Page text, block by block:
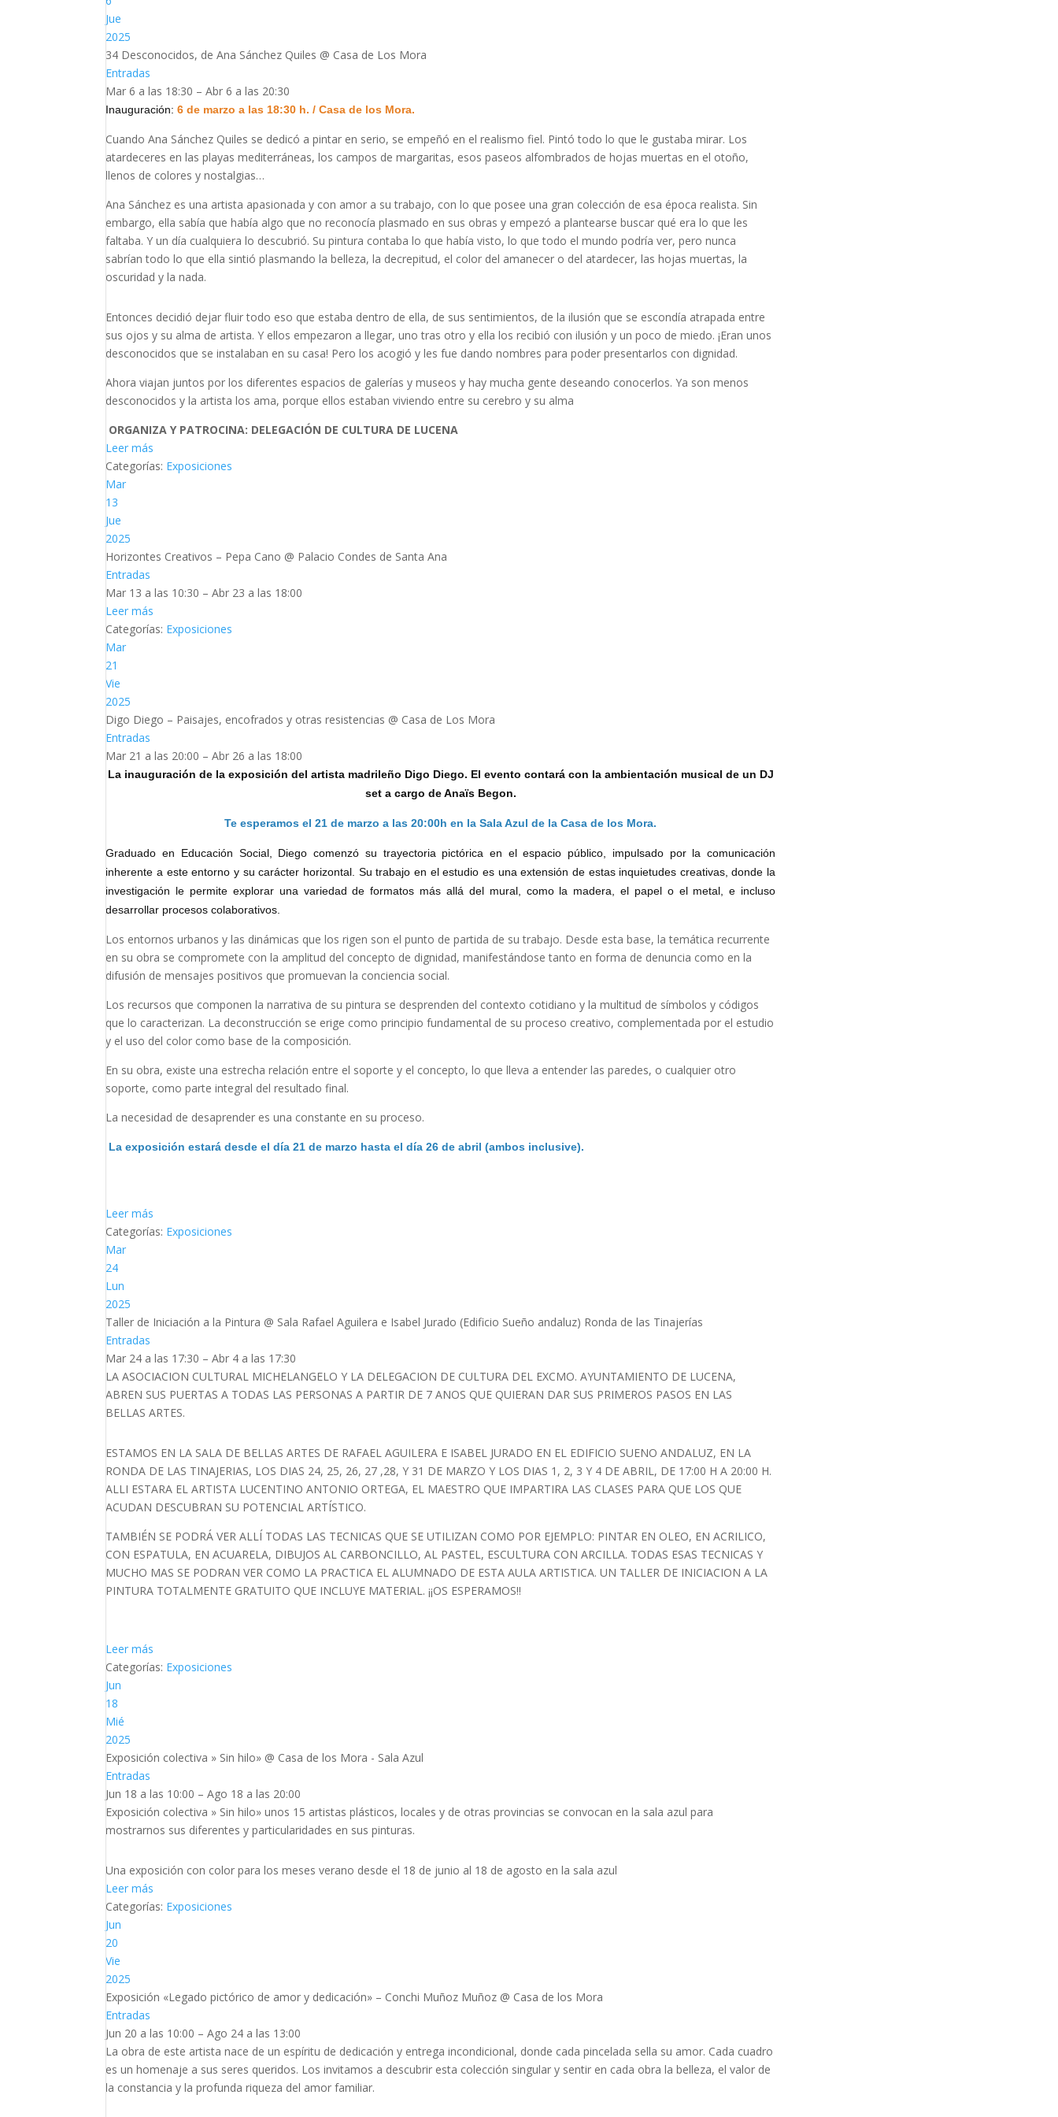
Jue
2025
34 Desconocidos, de Ana Sánchez Quiles @ Casa de Los Mora
Entradas
Mar 6 a las 18:30 – Abr 6 a las 20:30
Inauguración:6 de marzo a las 18:30 h. / Casa de los Mora.
Cuando Ana Sánchez Quiles se dedicó a pintar en serio, se empeñó en el realismo fiel. Pintó todo lo que le gustaba mirar. Los
atardeceres en las playas mediterráneas, los campos de margaritas, esos paseos alfombrados de hojas muertas en el otoño,
llenos de colores y nostalgias…
Ana Sánchez es una artista apasionada y con amor a su trabajo, con lo que posee una gran colección de esa época realista. Sin
embargo, ella sabía que había algo que no reconocía plasmado en sus obras y empezó a plantearse buscar qué era lo que les
faltaba. Y un día cualquiera lo descubrió. Su pintura contaba lo que había visto, lo que todo el mundo podría ver, pero nunca
sabrían todo lo que ella sintió plasmando la belleza, la decrepitud, el color del amanecer o del atardecer, las hojas muertas, la
oscuridad y la nada.
Entonces decidió dejar fluir todo eso que estaba dentro de ella, de sus sentimientos, de la ilusión que se escondía atrapada entre
sus ojos y su alma de artista. Y ellos empezaron a llegar, uno tras otro y ella los recibió con ilusión y un poco de miedo. ¡Eran unos
desconocidos que se instalaban en su casa! Pero los acogió y les fue dando nombres para poder presentarlos con dignidad.
Ahora viajan juntos por los diferentes espacios de galerías y museos y hay mucha gente deseando conocerlos. Ya son menos
desconocidos y la artista los ama, porque ellos estaban viviendo entre su cerebro y su alma
ORGANIZA Y PATROCINA: DELEGACIÓN DE CULTURA DE LUCENA
Leer más
Categorías: Exposiciones
Mar
13
Jue
2025
Horizontes Creativos – Pepa Cano @ Palacio Condes de Santa Ana
Entradas
Mar 13 a las 10:30 – Abr 23 a las 18:00
Leer más
Categorías: Exposiciones
Mar
21
Vie
2025
Digo Diego – Paisajes, encofrados y otras resistencias @ Casa de Los Mora
Entradas
Mar 21 a las 20:00 – Abr 26 a las 18:00
La inauguración de la exposición del artista madrileño Digo Diego. El evento contará con la ambientación musical de un DJ
set a cargo de Anaïs Begon.
Te esperamos el 21 de marzo a las 20:00h en la Sala Azul de la Casa de los Mora.
Graduado en Educación Social, Diego comenzó su trayectoria pictórica en el espacio público, impulsado por la comunicación
inherente a este entorno y su carácter horizontal. Su trabajo en el estudio es una extensión de estas inquietudes creativas, donde la
investigación le permite explorar una variedad de formatos más allá del mural, como la madera, el papel o el metal, e incluso
desarrollar procesos colaborativos.
Los entornos urbanos y las dinámicas que los rigen son el punto de partida de su trabajo. Desde esta base, la temática recurrente
en su obra se compromete con la amplitud del concepto de dignidad, manifestándose tanto en forma de denuncia como en la
difusión de mensajes positivos que promuevan la conciencia social.
Los recursos que componen la narrativa de su pintura se desprenden del contexto cotidiano y la multitud de símbolos y códigos
que lo caracterizan. La deconstrucción se erige como principio fundamental de su proceso creativo, complementada por el estudio
y el uso del color como base de la composición.
En su obra, existe una estrecha relación entre el soporte y el concepto, lo que lleva a entender las paredes, o cualquier otro
soporte, como parte integral del resultado final.
La necesidad de desaprender es una constante en su proceso.
La exposición estará desde el día 21 de marzo hasta el día 26 de abril (ambos inclusive).
Leer más
Categorías: Exposiciones
Mar
24
Lun
2025
Taller de Iniciación a la Pintura @ Sala Rafael Aguilera e Isabel Jurado (Edificio Sueño andaluz) Ronda de las Tinajerías
Entradas
Mar 24 a las 17:30 – Abr 4 a las 17:30
LA ASOCIACION CULTURAL MICHELANGELO Y LA DELEGACION DE CULTURA DEL EXCMO. AYUNTAMIENTO DE LUCENA,
ABREN SUS PUERTAS A TODAS LAS PERSONAS A PARTIR DE 7 ANOS QUE QUIERAN DAR SUS PRIMEROS PASOS EN LAS
BELLAS ARTES.
ESTAMOS EN LA SALA DE BELLAS ARTES DE RAFAEL AGUILERA E ISABEL JURADO EN EL EDIFICIO SUENO ANDALUZ, EN LA
RONDA DE LAS TINAJERIAS, LOS DIAS 24, 25, 26, 27 ,28, Y 31 DE MARZO Y LOS DIAS 1, 2, 3 Y 4 DE ABRIL, DE 17:00 H A 20:00 H.
ALLI ESTARA EL ARTISTA LUCENTINO ANTONIO ORTEGA, EL MAESTRO QUE IMPARTIRA LAS CLASES PARA QUE LOS QUE
ACUDAN DESCUBRAN SU POTENCIAL ARTÍSTICO.
TAMBIÉN SE PODRÁ VER ALLÍ TODAS LAS TECNICAS QUE SE UTILIZAN COMO POR EJEMPLO: PINTAR EN OLEO, EN ACRILICO,
CON ESPATULA, EN ACUARELA, DIBUJOS AL CARBONCILLO, AL PASTEL, ESCULTURA CON ARCILLA. TODAS ESAS TECNICAS Y
MUCHO MAS SE PODRAN VER COMO LA PRACTICA EL ALUMNADO DE ESTA AULA ARTISTICA. UN TALLER DE INICIACION A LA
PINTURA TOTALMENTE GRATUITO QUE INCLUYE MATERIAL. ¡¡OS ESPERAMOS!!
Leer más
Categorías: Exposiciones
Jun
18
Mié
2025
Exposición colectiva » Sin hilo» @ Casa de los Mora - Sala Azul
Entradas
Jun 18 a las 10:00 – Ago 18 a las 20:00
Exposición colectiva » Sin hilo» unos 15 artistas plásticos, locales y de otras provincias se convocan en la sala azul para
mostrarnos sus diferentes y particularidades en sus pinturas.
Una exposición con color para los meses verano desde el 18 de junio al 18 de agosto en la sala azul
Leer más
Categorías: Exposiciones
Jun
20
Vie
2025
Exposición «Legado pictórico de amor y dedicación» – Conchi Muñoz Muñoz @ Casa de los Mora
Entradas
Jun 20 a las 10:00 – Ago 24 a las 13:00
La obra de este artista nace de un espíritu de dedicación y entrega incondicional, donde cada pincelada sella su amor. Cada cuadro
es un homenaje a sus seres queridos. Los invitamos a descubrir esta colección singular y sentir en cada obra la belleza, el valor de
la constancia y la profunda riqueza del amor familiar.